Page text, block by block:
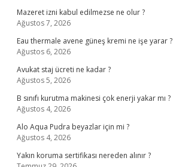
Mazeret izni kabul edilmezse ne olur ?
Ağustos 7, 2026
Eau thermale avene güneş kremi ne işe yarar ?
Ağustos 6, 2026
Avukat staj ücreti ne kadar ?
Ağustos 5, 2026
B sınıfı kurutma makinesi çok enerji yakar mı ?
Ağustos 4, 2026
Alo Aqua Pudra beyazlar için mi ?
Ağustos 4, 2026
Yakın koruma sertifikası nereden alınır ?